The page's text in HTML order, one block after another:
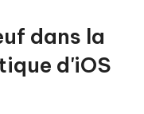
dans la
d'iOS